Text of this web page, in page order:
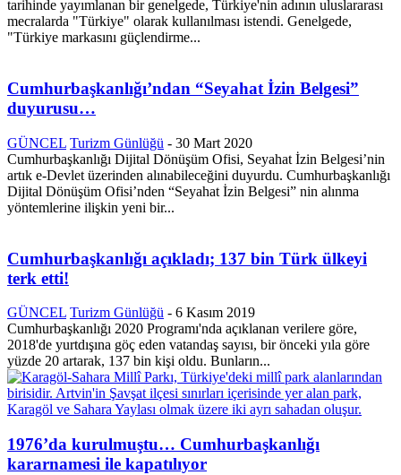
tarihinde yayımlanan bir genelgede, Türkiye'nin adının uluslararası
mecralarda "Türkiye" olarak kullanılması istendi. Genelgede,
"Türkiye markasını güçlendirme...
Cumhurbaşkanlığı’ndan “Seyahat İzin Belgesi”
duyurusu…
GÜNCEL Turizm Günlüğü - 30 Mart 2020
Cumhurbaşkanlığı Dijital Dönüşüm Ofisi, Seyahat İzin Belgesi’nin
artık e-Devlet üzerinden alınabileceğini duyurdu. Cumhurbaşkanlığı
Dijital Dönüşüm Ofisi’nden “Seyahat İzin Belgesi” nin alınma
yöntemlerine ilişkin yeni bir...
Cumhurbaşkanlığı açıkladı; 137 bin Türk ülkeyi
terk etti!
GÜNCEL Turizm Günlüğü - 6 Kasım 2019
Cumhurbaşkanlığı 2020 Programı'nda açıklanan verilere göre,
2018'de yurtdışına göç eden vatandaş sayısı, bir önceki yıla göre
yüzde 20 artarak, 137 bin kişi oldu. Bunların...
1976’da kurulmuştu… Cumhurbaşkanlığı
kararnamesi ile kapatılıyor